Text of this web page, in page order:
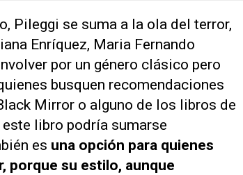
Pileggi se suma a la ola del terror,
Enríquez, Maria Fernando
por un género clásico pero
busquen recomendaciones
Mirror o alguno de los libros de
libro podría sumarse
es una opción para quienes
porque su estilo, aunque